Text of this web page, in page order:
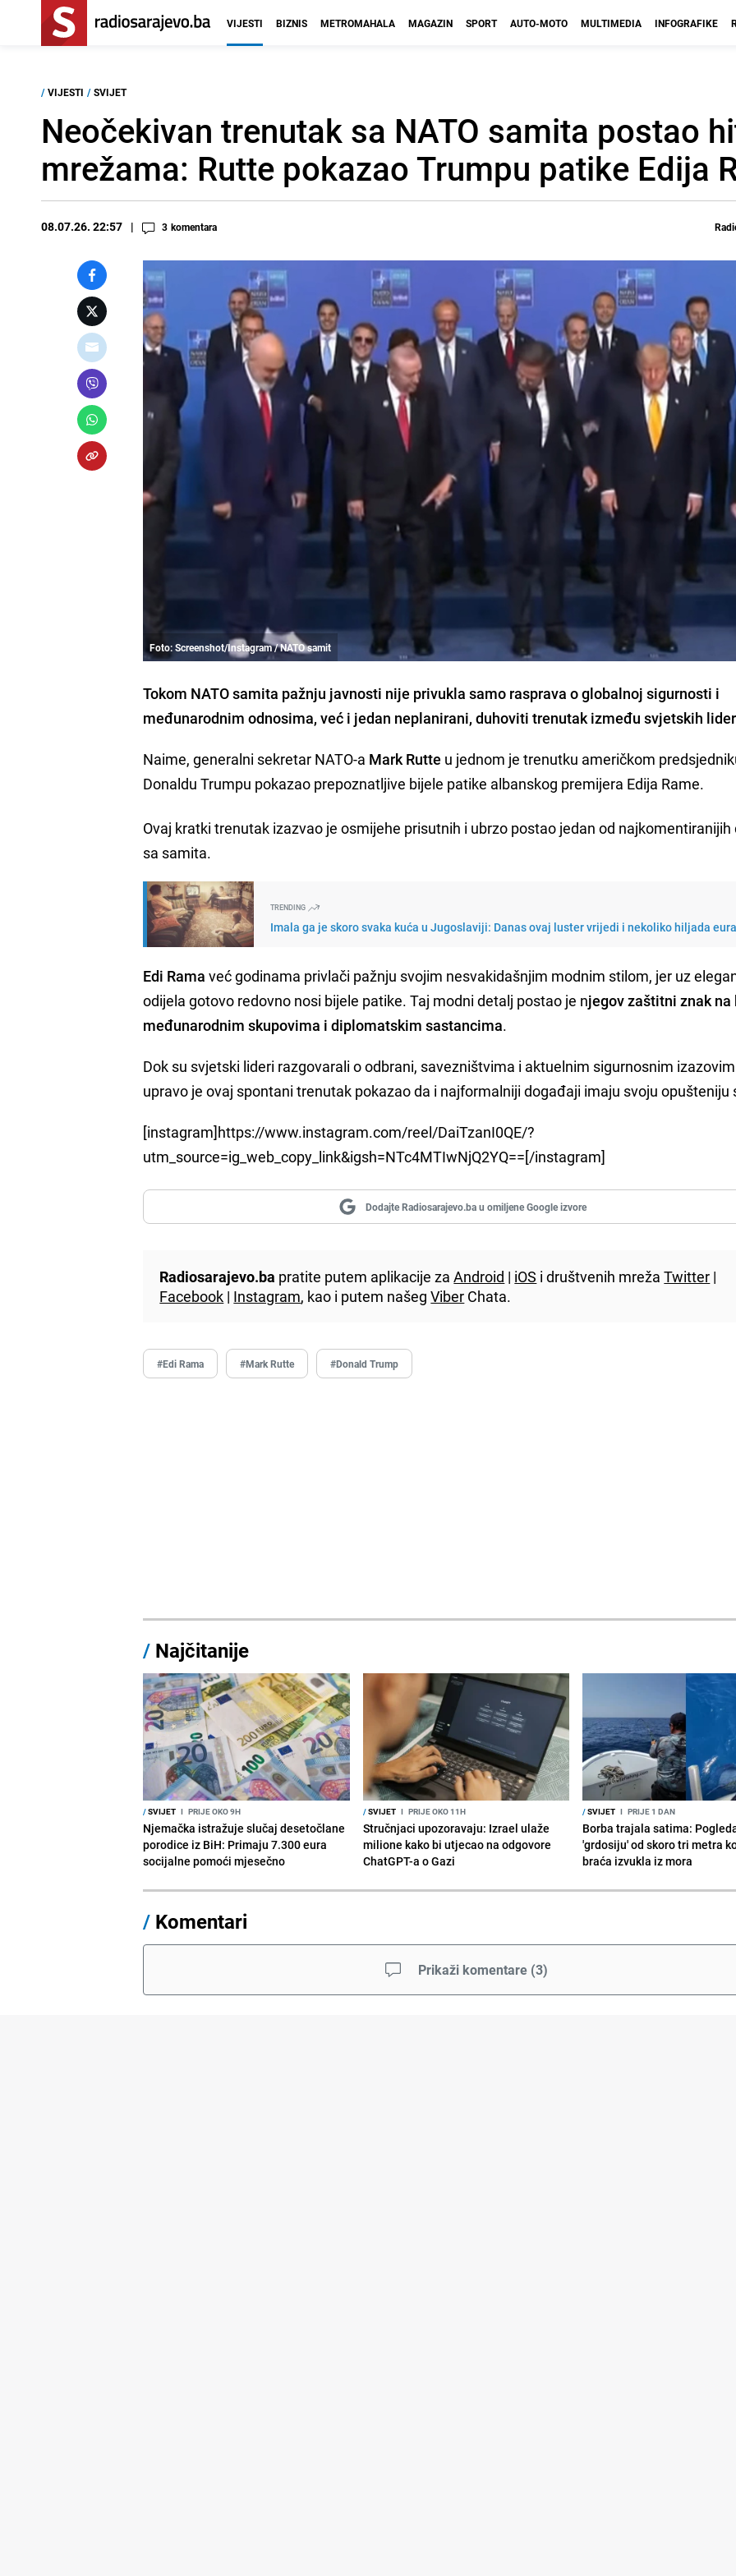
VIJESTI BIZNIS METROMAHALA MAGAZIN SPORT AUTO-MOTO MULTIMEDIA INFOGRAFIKE
/ VIJESTI / SVIJET
Neočekivan trenutak sa NATO samita postao
mrežama: Rutte pokazao Trumpu patike Edija
08.07.26. 22:57 3 komentara
Foto: Screenshot/Instagram / NATO samit
Tokom NATO samita pažnju javnosti nije privukla samo rasprava o globalnoj sigurnosti i
međunarodnim odnosima, već i jedan neplanirani, duhoviti trenutak između svjetskih
Naime, generalni sekretar NATO-a Mark Rutte u jednom je trenutku američkom
Donaldu Trumpu pokazao prepoznatljive bijele patike albanskog premijera Edija Rame.
Ovaj kratki trenutak izazvao je osmijehe prisutnih i ubrzo postao jedan od
sa samita.
TRENDING
Imala ga je skoro svaka kuća u Jugoslaviji: Danas ovaj luster vrijedi i nekoliko hiljada
Edi Rama već godinama privlači pažnju svojim nesvakidašnjim modnim stilom, jer uz
odijela gotovo redovno nosi bijele patike. Taj modni detalj postao je njegov zaštitni znak
međunarodnim skupovima i diplomatskim sastancima.
Dok su svjetski lideri razgovarali o odbrani, savezništvima i aktuelnim sigurnosnim
upravo je ovaj spontani trenutak pokazao da i najformalniji događaji imaju svoju opušteniju
[instagram]https://www.instagram.com/reel/DaiTzanI0QE/?
utm_source=ig_web_copy_link&igsh=NTc4MTIwNjQ2YQ==[/instagram]
Dodajte Radiosarajevo.ba u omiljene Google izvore
Radiosarajevo.ba pratite putem aplikacije zaAndroid | iOS i društvenih mrežaTwitter |
Facebook | Instagram, kao i putem našegViber Chata.
#Edi Rama #Mark Rutte #Donald Trump
/ Najčitanije
/SVIJET I PRIJE OKO 9H
Njemačka istražuje slučaj desetočlane
porodice iz BiH: Primaju 7.300 eura
socijalne pomoći mjesečno
/SVIJET I PRIJE OKO 11H
Stručnjaci upozoravaju: Izrael ulaže
milione kako bi utjecao na odgovore
ChatGPT-a o Gazi
/SVIJET I PRIJE 1 DAN
Borba trajala satima:
'grdosiju' od skoro tri metra
braća izvukla iz mora
/ Komentari
Prikaži komentare (3)